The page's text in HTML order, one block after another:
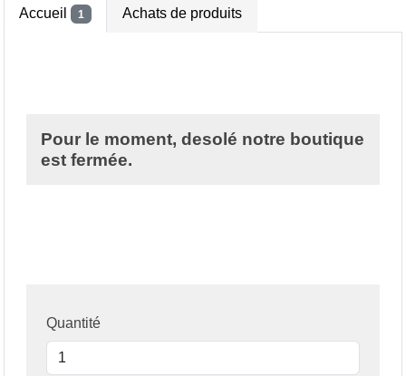
Accueil 1 Achats de produits
Pour le moment, desolé notre boutique
est fermée.
Quantité